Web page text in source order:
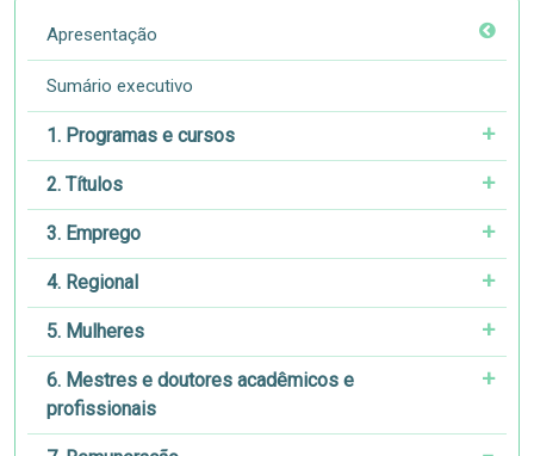
Apresentação
Sumário executivo
1. Programas e cursos
2. Títulos
3. Emprego
4. Regional
5. Mulheres
6. Mestres e doutores acadêmicos e
profissionais